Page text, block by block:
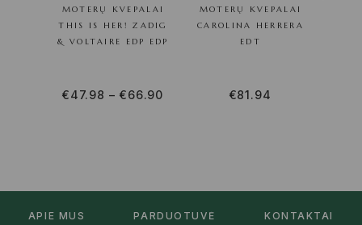
MOTERŲ KVEPALAI
THIS IS HER! ZADIG
& VOLTAIRE EDP EDP
€47.98 – €66.90
MOTERŲ KVEPALAI
CAROLINA HERRERA
EDT
€81.94
APIE MUS PARDUOTUVĖ KONTAKTAI